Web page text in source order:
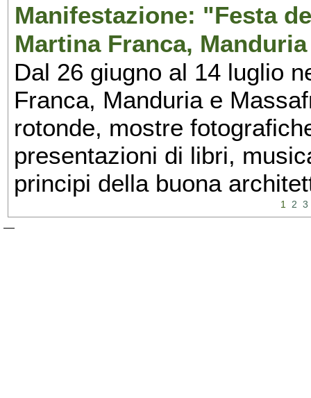
Manifestazione: "Festa
Martina Franca,
Dal 26 giugno al 14 luglio
Franca, Manduria e
rotonde, mostre
presentazioni di libri,
principi della buona
1 2 3